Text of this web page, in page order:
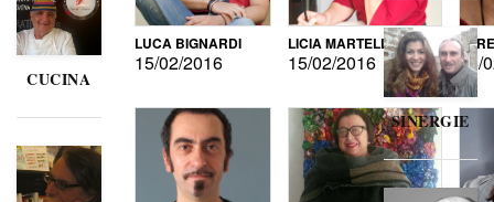
CUCINA
LUCA BIGNARDI
15/02/2016
LICIA MARTELLI
15/02/2016 15/
SINERGIE